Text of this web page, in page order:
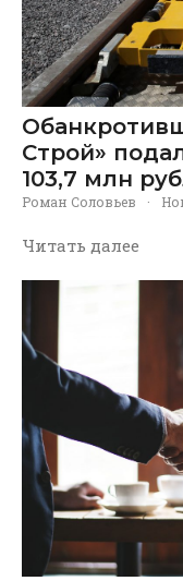
Строй»
103,7 млн
Роман Соловьев ·
Читать далее